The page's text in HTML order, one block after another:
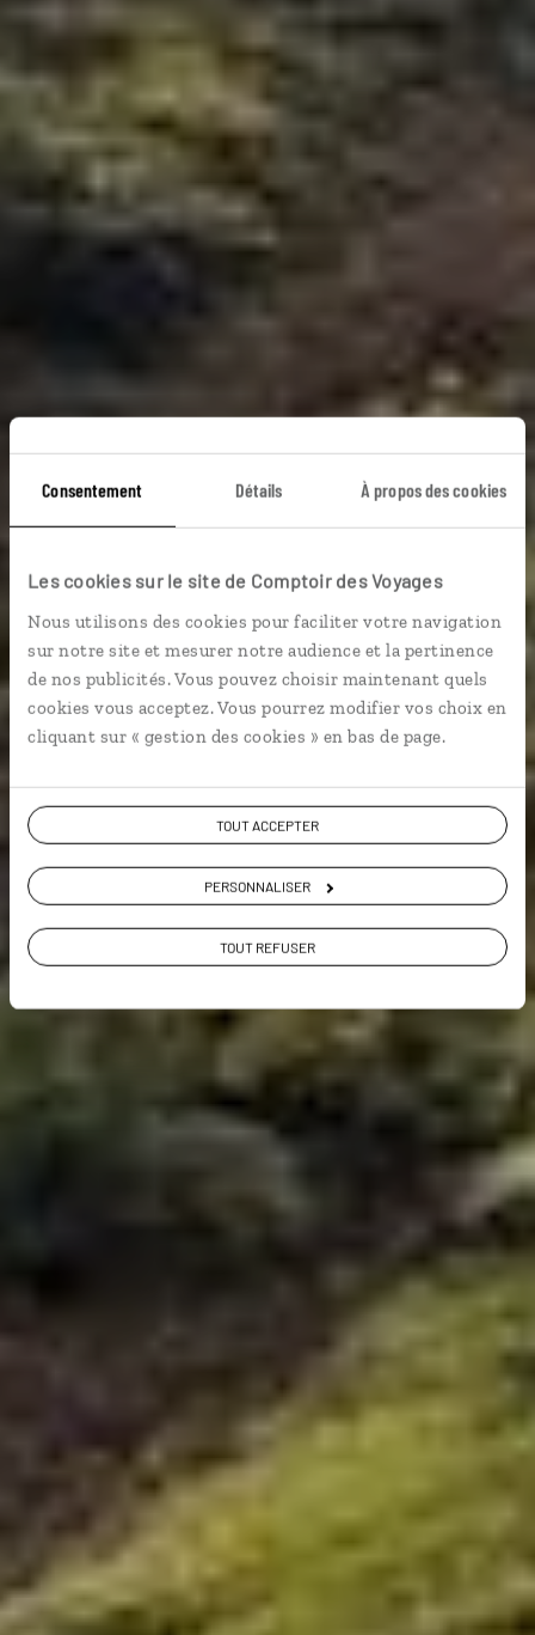
Consentement Détails À propos des cookies
Les cookies sur le site de Comptoir des Voyages
Nous utilisons des cookies pour faciliter votre navigation
sur notre site et mesurer notre audience et la pertinence
de nos publicités. Vous pouvez choisir maintenant quels
cookies vous acceptez. Vous pourrez modifier vos choix en
cliquant sur « gestion des cookies » en bas de page.
TOUT ACCEPTER
PERSONNALISER
TOUT REFUSER
Scotlandothérapie
Circuit autotour de la région des lochs à la capitale
Édimbourg.
Voir les 868 avis sur les voyages en Ecosse
VOIR LA GALERIE PHOTOS